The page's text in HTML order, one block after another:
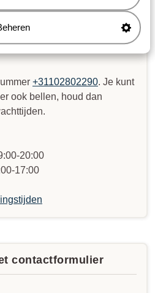
+31102802290. Je kunt
ook bellen, houd dan
20:00
17:00
contactformulier